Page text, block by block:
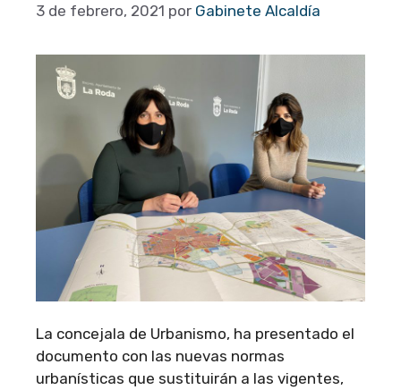
3 de febrero, 2021 por Gabinete Alcaldía
La concejala de Urbanismo, ha presentado el
documento con las nuevas normas
urbanísticas que sustituirán a las vigentes,